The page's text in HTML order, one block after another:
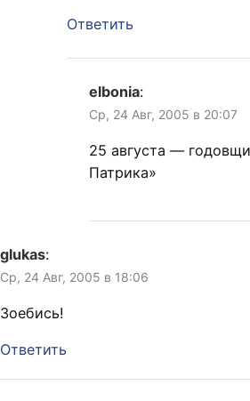
Ответить
elbonia:
Ср, 24 Авг, 2005 в 20:07
25 августа —
Патрика»
glukas:
Ср, 24 Авг, 2005 в 18:06
Зоебись!
Ответить